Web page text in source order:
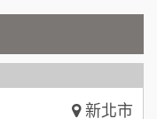
50萬~75萬